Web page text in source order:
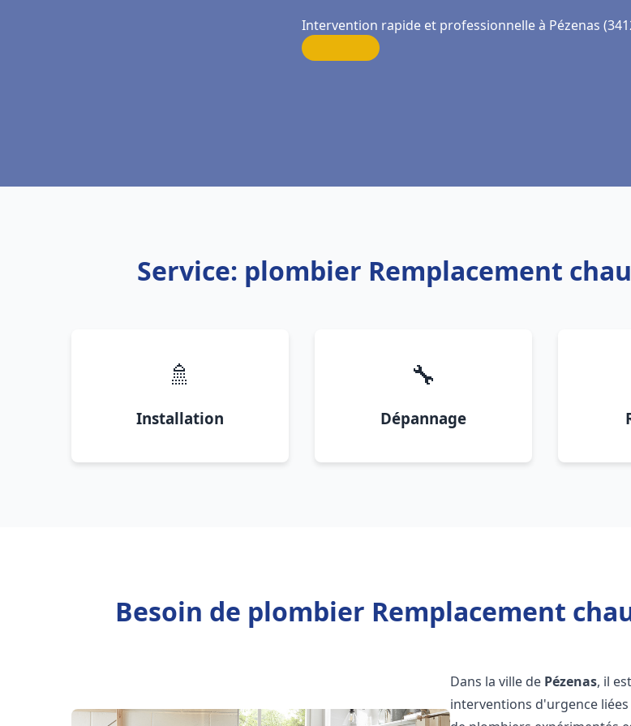
Intervention rapide et professionnelle à Pézenas
Service: plombier Remplacement
🚿
Installation
🔧
Dépannage
Besoin de plombier Remplacement
Dans la ville de Pézenas, il
interventions d'urgence